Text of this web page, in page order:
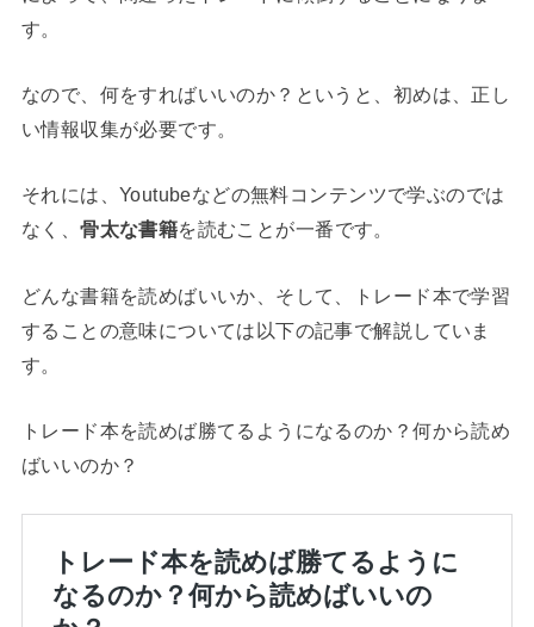
す。
なので、何をすればいいのか？というと、初めは、正し
い情報収集が必要です。
それには、Youtubeなどの無料コンテンツで学ぶのでは
なく、骨太な書籍を読むことが一番です。
どんな書籍を読めばいいか、そして、トレード本で学習
することの意味については以下の記事で解説していま
す。
トレード本を読めば勝てるようになるのか？何から読め
ばいいのか？